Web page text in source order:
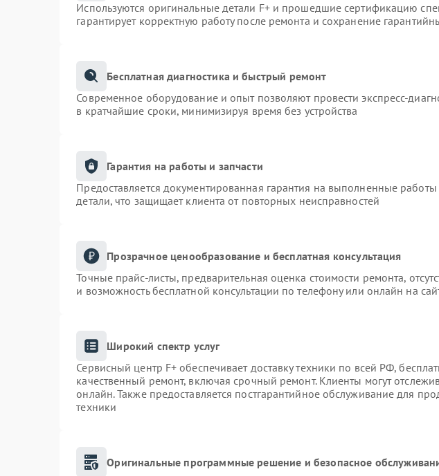
Используются оригинальные детали F+ и прошедшие сертификацию
гарантирует корректную работу после ремонта и сохранение
Бесплатная диагностика и быстрый ремонт
Современное оборудование и опыт позволяют провести экспресс-
в кратчайшие сроки, минимизируя время без устройства
Гарантия на работы и запчасти
Предоставляется документированная гарантия на выполненные
детали, что защищает клиента от повторных неисправностей
Прозрачное ценообразование и бесплатная консультация
Точные прайс-листы, предварительная оценка стоимости ремонта,
и возможность бесплатной консультации по телефону или онлайн на
Широкий спектр услуг
Сервисный центр F+ обеспечивает доставку техники по всей РФ,
качественный ремонт, включая срочный ремонт. Клиенты могут
онлайн. Также предоставляется постгарантийное обслуживание для
техники
Оригинальные программные решение и безопасное